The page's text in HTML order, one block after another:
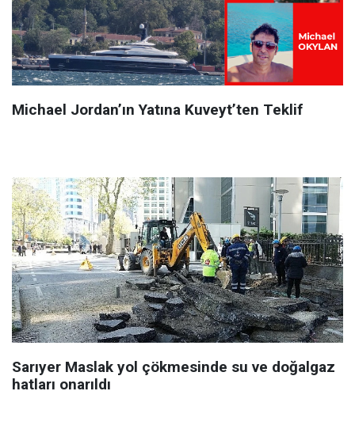
Michael Jordan’ın Yatına Kuveyt’ten Teklif
Sarıyer Maslak yol çökmesinde su ve doğalgaz
hatları onarıldı